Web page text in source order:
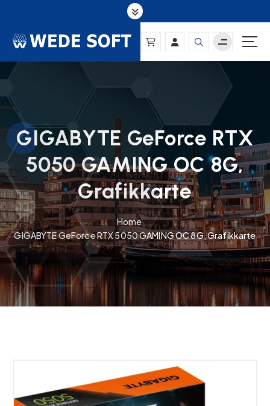
t
t
t
GIGABYTE GeForce RTX
5050 GAMING OC 8G,
Grafikkarte
Home
GIGABYTE GeForce RTX 5050 GAMING OC 8G, Grafikkarte